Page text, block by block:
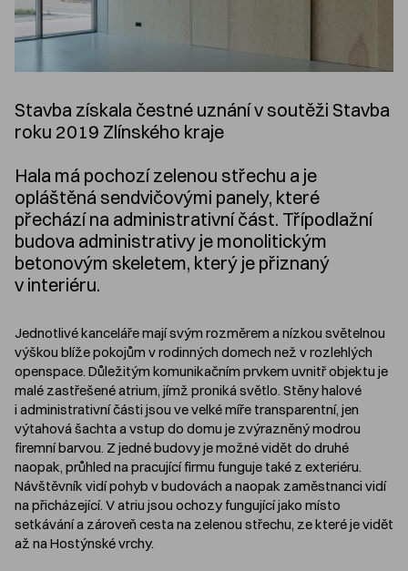
Stavba získala čestné uznání v soutěži Stavba
roku 2019 Zlínského kraje
Hala má pochozí zelenou střechu a je
opláštěná sendvičovými panely, které
přechází na administrativní část. Třípodlažní
budova administrativy je monolitickým
betonovým skeletem, který je přiznaný
v interiéru.
Jednotlivé kanceláře mají svým rozměrem a nízkou světelnou
výškou blíže pokojům v rodinných domech než v rozlehlých
openspace. Důležitým komunikačním prvkem uvnitř objektu je
malé zastřešené atrium, jímž proniká světlo. Stěny halové
i administrativní části jsou ve velké míře transparentní, jen
výtahová šachta a vstup do domu je zvýrazněný modrou
firemní barvou. Z jedné budovy je možné vidět do druhé
naopak, průhled na pracující firmu funguje také z exteriéru.
Návštěvník vidí pohyb v budovách a naopak zaměstnanci vidí
na přicházející. V atriu jsou ochozy fungující jako místo
setkávání a zároveň cesta na zelenou střechu, ze které je vidět
až na Hostýnské vrchy.